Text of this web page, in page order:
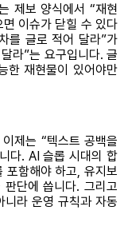
제보 양식에서 “재현
이슈가 닫힐 수 있다
를 글로 적어 달라”가
라”는 요구입니다. 글
한 재현물이 있어야만
제는 “텍스트 공백을
다. AI 슬롭 시대의 합
포함해야 하고, 유지보
단에 씁니다. 그리고
니라 운영 규칙과 자동